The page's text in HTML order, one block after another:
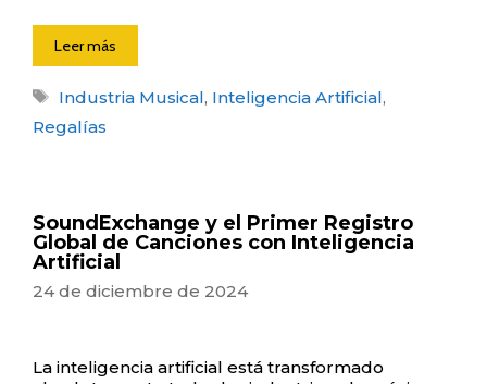
Leer más
Etiquetas
Industria Musical, Inteligencia Artificial,
Regalías
SoundExchange y el Primer Registro
Global de Canciones con Inteligencia
Artificial
24 de diciembre de 2024
La inteligencia artificial está transformado